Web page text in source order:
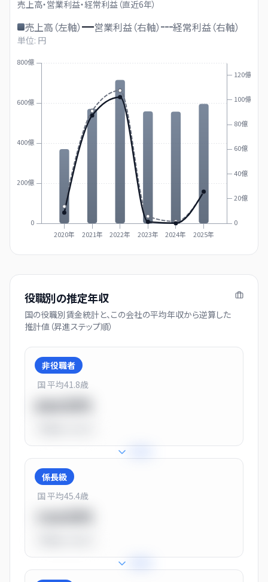
売上高・営業利益・経常利益（直近6年）
売上高（左軸） 営業利益（右軸） 経常利益（右軸）
単位: 円
0
200億
400億
600億
800億
0
20億
40億
60億
80億
100億
120億
2020年 2021年 2022年 2023年 2024年 2025年
役職別の推定年収
国の役職別賃金統計と、この会社の平均年収から逆算した
推計値（昇進ステップ順）
非役職者
国 平均41.8歳
係長級
国 平均45.4歳